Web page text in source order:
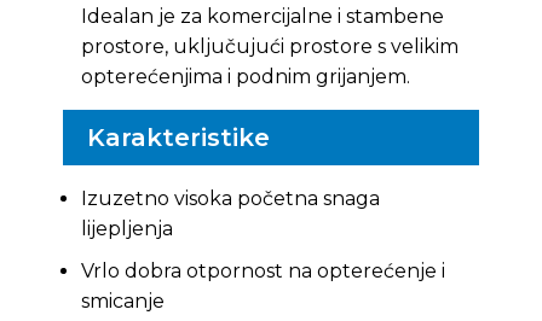
Idealan je za komercijalne i stambene
prostore, uključujući prostore s velikim
opterećenjima i podnim grijanjem.
Karakteristike
Izuzetno visoka početna snaga
lijepljenja
Vrlo dobra otpornost na opterećenje i
smicanje